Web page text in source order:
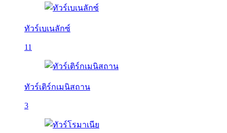
ทัวร์เบเนลักซ์
11
ทัวร์เติร์กเมนิสถาน
3